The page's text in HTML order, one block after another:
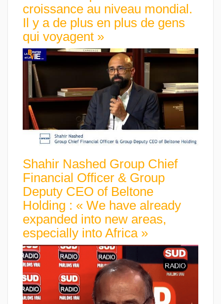
croissance au niveau mondial.
Il y a de plus en plus de gens
qui voyagent »
Shahir Nashed Group Chief
Financial Officer & Group
Deputy CEO of Beltone
Holding : « We have already
expanded into new areas,
especially into Africa »